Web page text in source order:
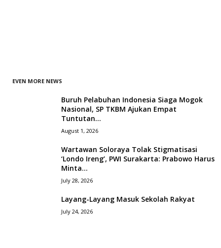
EVEN MORE NEWS
Buruh Pelabuhan Indonesia Siaga Mogok
Nasional, SP TKBM Ajukan Empat
Tuntutan...
August 1, 2026
Wartawan Soloraya Tolak Stigmatisasi
‘Londo Ireng’, PWI Surakarta: Prabowo Harus
Minta...
July 28, 2026
Layang-Layang Masuk Sekolah Rakyat
July 24, 2026